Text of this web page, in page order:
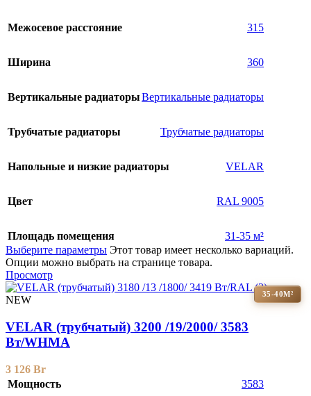
Межосевое расстояние 315
Ширина 360
Вертикальные радиаторыВертикальные радиаторы
Трубчатые радиаторы Трубчатые радиаторы
Напольные и низкие радиаторы VELAR
Цвет RAL 9005
Площадь помещения
31-35 м²
Выберите параметры Этот товар имеет несколько вариаций.
Опции можно выбрать на странице товара.
Просмотр
35-40М²
NEW
VELAR (трубчатый) 3200 /19/2000/ 3583
Bт/WHMA
3 126 Br
Мощность
3583